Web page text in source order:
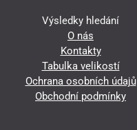
Výsledky hledání
O nás
Kontakty
Tabulka velikostí
Ochrana osobních údajů
Obchodní podmínky